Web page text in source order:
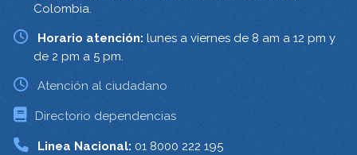
Colombia.
Horario atención: lunes a viernes de 8 am a 12 pm y
de 2 pm a 5 pm.
Atención al ciudadano
Directorio dependencias
Linea Nacional: 01 8000 222 195